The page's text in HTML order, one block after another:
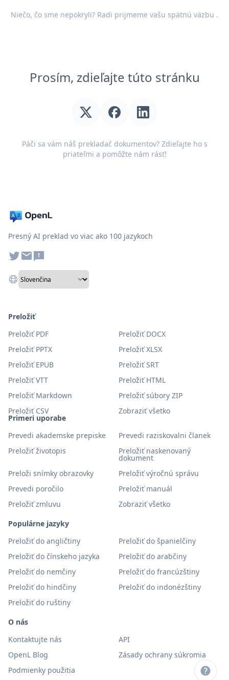
Niečo, čo sme nepokryli? Radi prijmeme vašu spätnú väzbu .
Prosím, zdieľajte túto stránku
Páči sa vám náš prekladač dokumentov? Zdieľajte ho s
priateľmi a pomôžte nám rásť!
Presný AI preklad vo viac ako 100 jazykoch
Primeri uporabe
Prevedi akademske prepiske
Prevedi raziskovalni članek
Preložiť životopis
Preložiť naskenovaný
dokument
Preloži snímky obrazovky
Preložiť výročnú správu
Prevedi poročilo
Preložiť manuál
Preložiť zmluvu
Zobraziť všetko
Populárne jazyky
Preložiť do angličtiny
Preložiť do španielčiny
Preložiť do čínskeho jazyka
Preložiť do arabčiny
Preložiť do nemčiny
Preložiť do francúzštiny
Preložiť do hindčiny
Preložiť do indonézštiny
Preložiť do ruštiny
Preložiť
Preložiť PDF
Preložiť DOCX
Preložiť PPTX
Preložiť XLSX
Preložiť EPUB
Preložiť SRT
Preložiť VTT
Preložiť HTML
Preložiť Markdown
Preložiť súbory ZIP
Preložiť CSV
Zobraziť všetko
O nás
Kontaktujte nás
API
OpenL Blog
Zásady ochrany súkromia
Podmienky použitia